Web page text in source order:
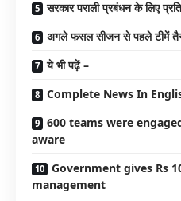
सरकार पराली प्रबंधन के लिए
अगले फसल सीजन से पहले टीमें
ये भी पढ़ें –
Complete News In
600 teams were
aware
Government gives Rs
management